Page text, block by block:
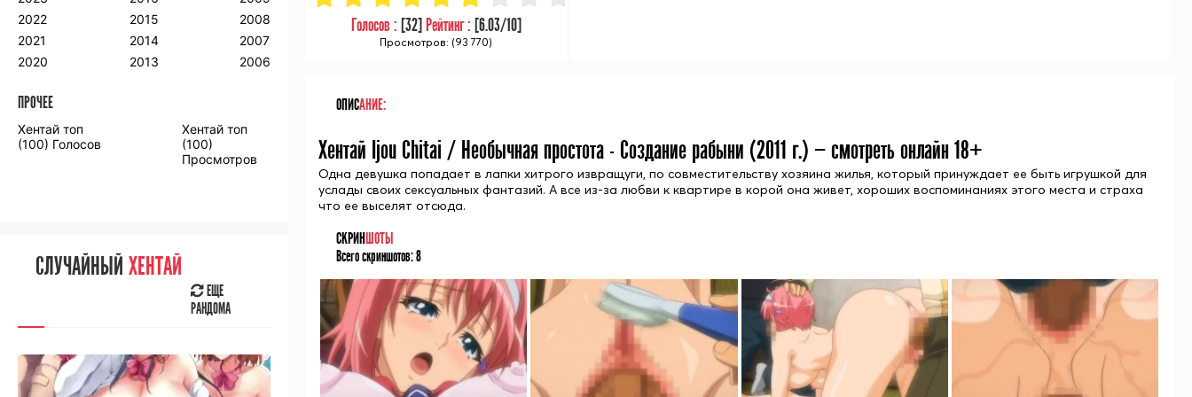
Голосов : [32] Рейтинг : [6.03/10]
Просмотров: (93 770)
ОПИСАНИЕ:
Хентай Ijou Chitai / Необычная простота - Создание рабыни (2011 г.) — смотреть онлайн 18+
Одна девушка попадает в лапки хитрого извращуги, по совместительству хозяина жилья, который принуждает ее быть игрушкой для
услады своих сексуальных фантазий. А все из-за любви к квартире в корой она живет, хороших воспоминаниях этого места и страха
что ее выселят отсюда.
СКРИНШОТЫ
Всего скриншотов:8
2018
2017
2016
2009
2008
2001
2000
ПРОЧЕЕ
Аниме фильмы Аниме OVA
СЛУЧАЙНОЕ АНИМЕ
РАНДОМА
ВЫ НЕДАВНОСМОТРЕЛИ
2022
2021
2020
2015
2014
2013
2008
2007
2006
ПРОЧЕЕ
Хентай топ
(100) Голосов
Хентай топ
(100)
Просмотров
СЛУЧАЙНЫЙ ХЕНТАЙ
ЕЩЕ
РАНДОМА